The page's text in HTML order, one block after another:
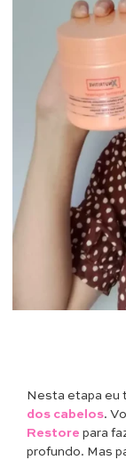
Nesta etapa eu
dos cabelos.
Restore para
profundo. Mas